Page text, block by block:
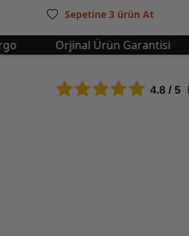
Sepetine 3 ürün At
Orjinal Ürün Garantisi